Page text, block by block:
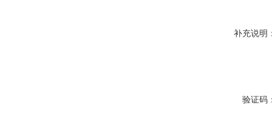
补充说明
验证码